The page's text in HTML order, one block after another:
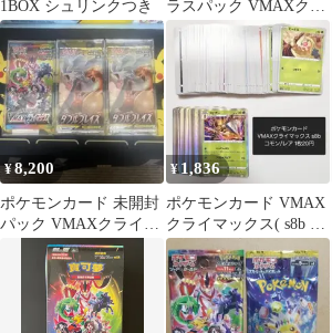
1BOX シュリンクつき
ラスパック VMAXクラ
イマックス 3パック
¥8,200
ポケモンカード 未開封
パック VMAXクライマ
ックス ダブルブレイズ
¥ 1,836
ポケモンカード VMAX
クライマックス( s8b )
バラ売り1枚20円